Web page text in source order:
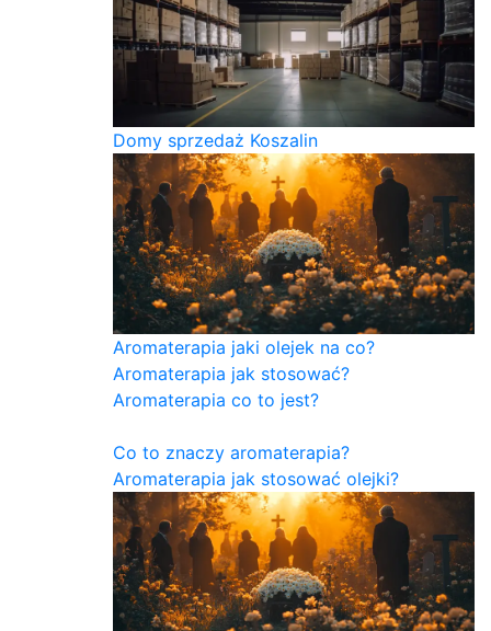
Domy sprzedaż Koszalin
Aromaterapia jaki olejek na co?
Aromaterapia jak stosować?
Aromaterapia co to jest?
Co to znaczy aromaterapia?
Aromaterapia jak stosować olejki?